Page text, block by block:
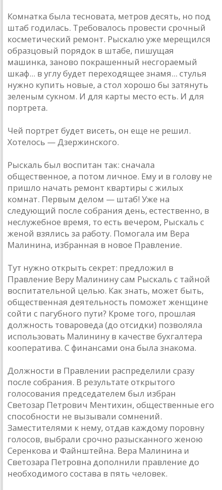
Комнатка была тесновата, метров десять, но под
штаб годилась. Требовалось провести срочный
косметический ремонт. Рыскалю уже мерещился
образцовый порядок в штабе, пишущая
машинка, заново покрашенный несгораемый
шкаф... в углу будет переходящее знамя... стулья
нужно купить новые, а стол хорошо бы затянуть
зеленым сукном. И для карты место есть. И для
портрета.
Чей портрет будет висеть, он еще не решил.
Хотелось — Дзержинского.
Рыскаль был воспитан так: сначала
общественное, а потом личное. Ему и в голову не
пришло начать ремонт квартиры с жилых
комнат. Первым делом — штаб! Уже на
следующий после собрания день, естественно, в
неслужебное время, то есть вечером, Рыскаль с
женой взялись за работу. Помогала им Вера
Малинина, избранная в новое Правление.
Тут нужно открыть секрет: предложил в
Правление Веру Малинину сам Рыскаль с тайной
воспитательной целью. Как знать, может быть,
общественная деятельность поможет женщине
сойти с пагубного пути? Кроме того, прошлая
должность товароведа (до отсидки) позволяла
использовать Малинину в качестве бухгалтера
кооператива. С финансами она была знакома.
Должности в Правлении распределили сразу
после собрания. В результате открытого
голосования председателем был избран
Светозар Петрович Ментихин, общественные его
способности не вызывали сомнений.
Заместителями к нему, отдав каждому поровну
голосов, выбрали срочно разысканного женою
Серенкова и Файнштейна. Вера Малинина и
Светозара Петровна дополнили правление до
необходимого состава в пять человек.